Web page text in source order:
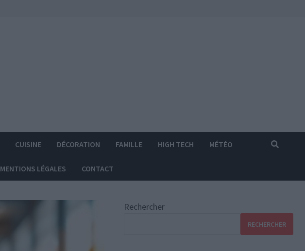
CUISINE DÉCORATION FAMILLE HIGH TECH MÉTÉO
MENTIONS LÉGALES CONTACT
Rechercher
RECHERCHER